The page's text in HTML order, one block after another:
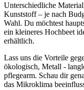
Unterschiedliche
Kunststoff – je nach
Wahl. Du möchtest
ein kleineres Hochbeet
erhältlich.
Lass uns die Vorteile
ökologisch, Metall -
pflegearm. Schau dir
das Mikroklima